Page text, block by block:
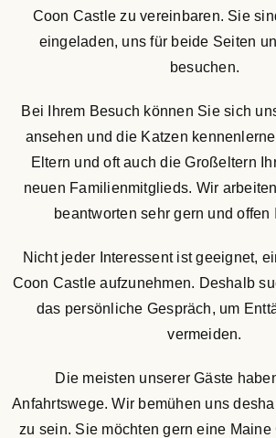
Coon Castle zu vereinbaren. Sie
eingeladen, uns für beide Seiten
besuchen.
Bei Ihrem Besuch können Sie sich
ansehen und die Katzen
Eltern und oft auch die Großeltern
neuen Familienmitglieds. Wir
beantworten sehr gern und offen
Nicht jeder Interessent ist geeignet,
Coon Castle aufzunehmen. Deshalb
das persönliche Gespräch, um
vermeiden.
Die meisten unserer Gäste
Anfahrtswege. Wir bemühen uns
zu sein. Sie möchten gern eine Maine